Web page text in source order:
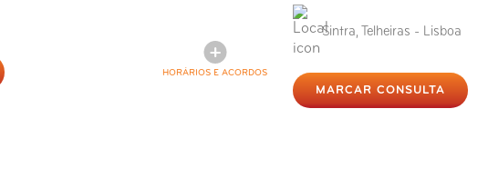
HORÁRIOS E ACORDOS
Sintra, Telheiras - Lisboa
MARCAR CONSULTA